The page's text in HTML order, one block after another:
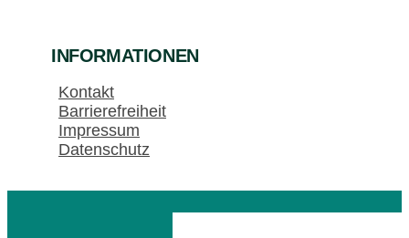
INFORMATIONEN
Kontakt
Barrierefreiheit
Impressum
Datenschutz